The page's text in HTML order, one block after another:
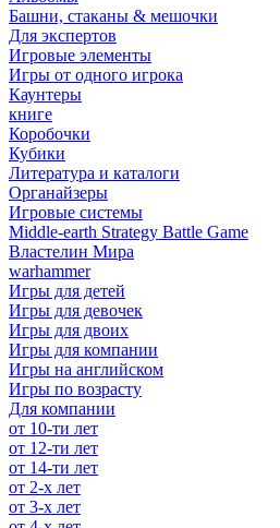
Башни, стаканы & мешочки
Для экспертов
Игровые элементы
Игры от одного игрока
Каунтеры
книге
Коробочки
Кубики
Литература и каталоги
Органайзеры
Игровые системы
Middle-earth Strategy Battle Game
Властелин Мира
warhammer
Игры для детей
Игры для девочек
Игры для двоих
Игры для компании
Игры на английском
Игры по возрасту
Для компании
от 10-ти лет
от 12-ти лет
от 14-ти лет
от 2-х лет
от 3-х лет